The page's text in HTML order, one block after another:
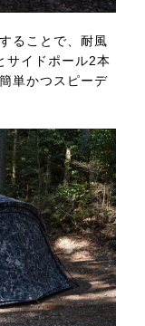
ることで、耐風
サイドポール2本
単かつスピーデ